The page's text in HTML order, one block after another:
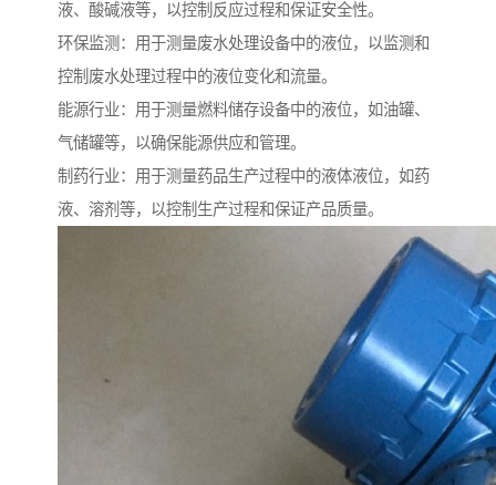
液、酸碱液等，以控制反应过程和保证安全性。
环保监测：用于测量废水处理设备中的液位，以监测和
控制废水处理过程中的液位变化和流量。
能源行业：用于测量燃料储存设备中的液位，如油罐、
气储罐等，以确保能源供应和管理。
制药行业：用于测量药品生产过程中的液体液位，如药
液、溶剂等，以控制生产过程和保证产品质量。